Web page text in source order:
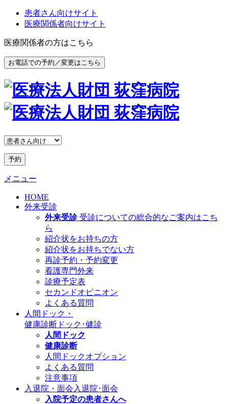
患者さん向けサイト
医療関係者向けサイト
医療関係者の方はこちら
お電話での予約／変更はこちら
予約
メニュー
HOME
外来受診
外来受診 受診についての総合的なご案内はこち
ら
紹介状をお持ちの方
紹介状をお持ちでない方
再診予約・予約変更
看護専門外来
診療予定表
セカンドオピニオン
よくある質問
人間ドック・
健康診断 ドック･健診
人間ドック
健康診断
人間ドックオプション
よくある質問
注意事項
入退院・面会 入退院･面会
入院予定の患者さんへ